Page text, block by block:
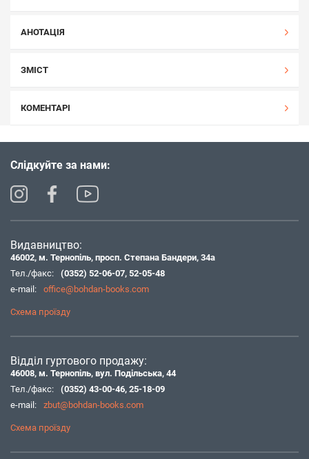
АНОТАЦІЯ
ЗМІСТ
КОМЕНТАРІ
Слідкуйте за нами:
Видавництво:
46002, м. Тернопіль, просп. Степана Бандери, 34а
Тел./факс:
(0352) 52-06-07, 52-05-48
e-mail:
office@bohdan-books.com
Схема проїзду
Відділ гуртового продажу:
46008, м. Тернопіль, вул. Подільська, 44
Тел./факс:
(0352) 43-00-46, 25-18-09
e-mail:
zbut@bohdan-books.com
Схема проїзду